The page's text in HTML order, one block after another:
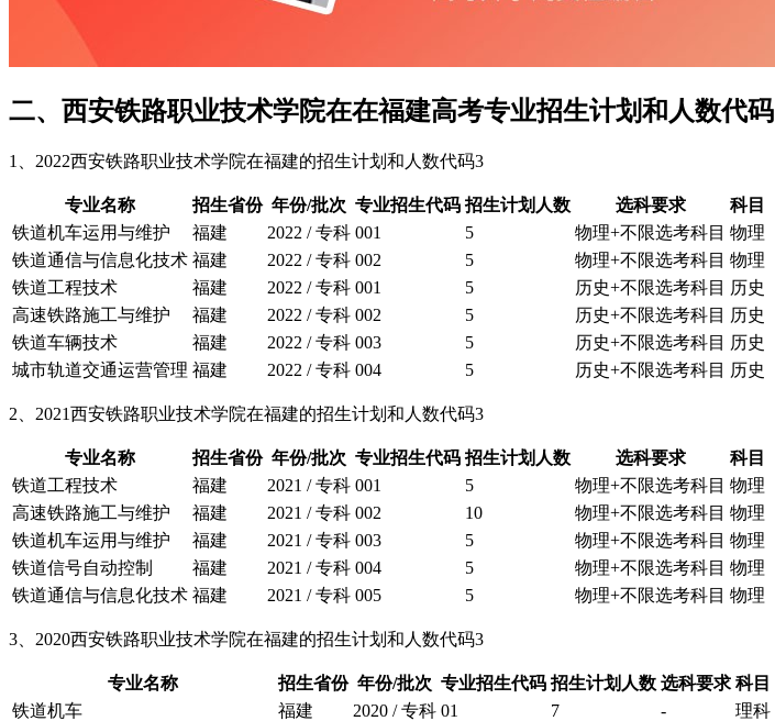
二、西安铁路职业技术学院在在福建高考专业招生计划和人数代码
1、2022西安铁路职业技术学院在福建的招生计划和人数代码3
专业名称 招生省份 年份/批次 专业招生代码 招生计划人数 选科要求
科目
铁道机车运用与维护
福建 2022 / 专科 001 5 物理+不限选考科目 物理
铁道通信与信息化技术 福建 2022 / 专科 002 5 物理+不限选考科目 物理
铁道工程技术
福建 2022 / 专科 001 5 历史+不限选考科目 历史
高速铁路施工与维护
福建 2022 / 专科 002 5 历史+不限选考科目 历史
铁道车辆技术
福建 2022 / 专科 003 5 历史+不限选考科目 历史
城市轨道交通运营管理 福建 2022 / 专科 004 5 历史+不限选考科目 历史
2、2021西安铁路职业技术学院在福建的招生计划和人数代码3
专业名称 招生省份 年份/批次 专业招生代码 招生计划人数 选科要求
科目
铁道工程技术
福建 2021 / 专科 001 5 物理+不限选考科目 物理
高速铁路施工与维护
福建 2021 / 专科 002 10 物理+不限选考科目 物理
铁道机车运用与维护
福建 2021 / 专科 003 5 物理+不限选考科目 物理
铁道信号自动控制
福建 2021 / 专科 004 5 物理+不限选考科目 物理
铁道通信与信息化技术 福建 2021 / 专科 005 5 物理+不限选考科目 物理
3、2020西安铁路职业技术学院在福建的招生计划和人数代码3
专业名称 招生省份 年份/批次 专业招生代码 招生计划人数 选科要求 科目
铁道机车
福建 2020 / 专科 01 7 -
理科